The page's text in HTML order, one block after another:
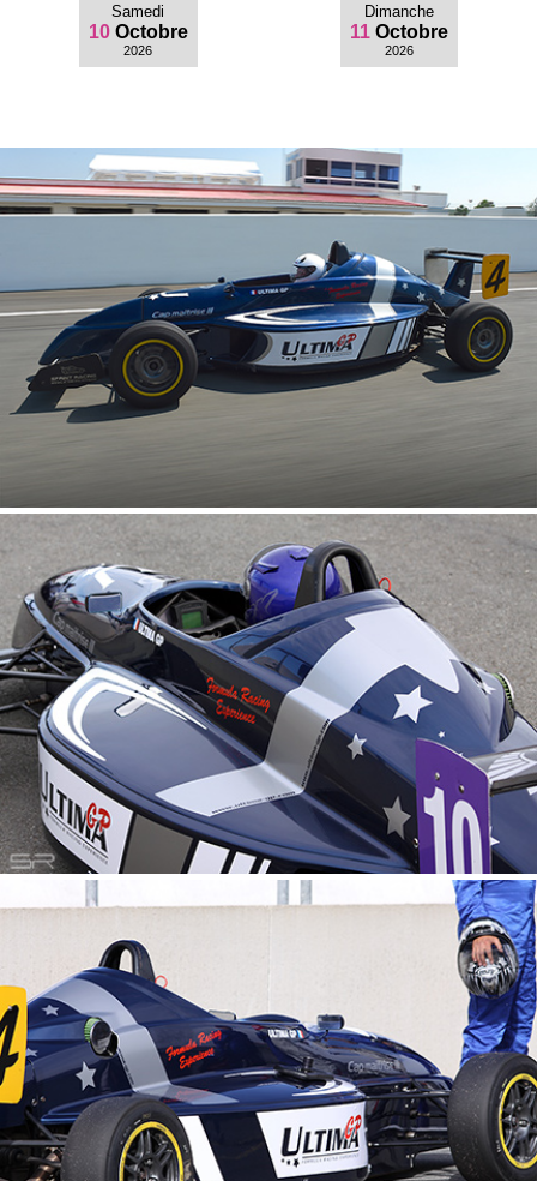
Samedi
10 Octobre
2026
Dimanche
11Octobre
2026